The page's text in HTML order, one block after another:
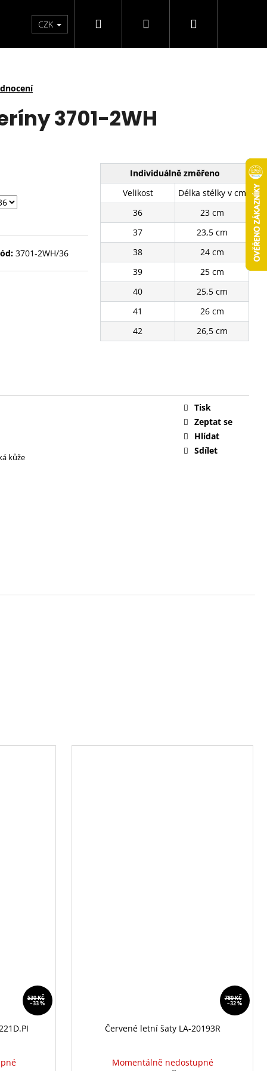
CZK Hledat PřihlášeníNákupní
3701-2WH
Individuálně změřeno
Velikost
Délka stélky v cm
36
23 cm
37
23,5 cm
38
24 cm
39
25 cm
40
25,5 cm
41
26 cm
42
26,5 cm
3701-2WH/36
kůže
Tisk
Zeptat se
Hlídat
Sdílet
530 KČ
–33 %
780 KČ
–32 %
Červené letní šaty LA-20193R
Momentálně nedostupné
TENISKY SJ2637-3BE